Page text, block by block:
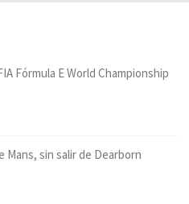
Fórmula E World Championship
Mans, sin salir de Dearborn